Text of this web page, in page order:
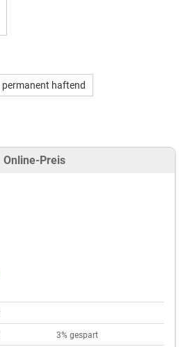
permanent haftend
Online-Preis
3% gespart